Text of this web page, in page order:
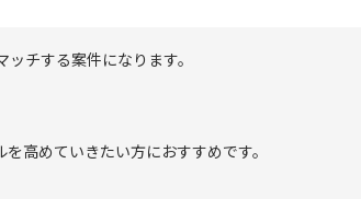
チする案件になります。
高めていきたい方におすすめです。